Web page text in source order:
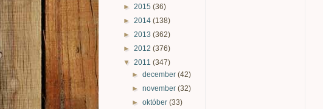
► 2015 (36)
► 2014 (138)
► 2013 (362)
► 2012 (376)
▼ 2011 (347)
►december(42)
►november(32)
►október(33)